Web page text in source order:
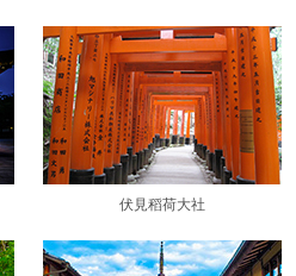
伏見稻荷大社